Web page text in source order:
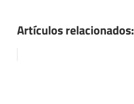
Artículos relacionados: